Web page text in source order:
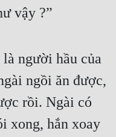
vậy ?”
người hầu của
ngồi ăn được,
rồi. Ngài có
xong, hắn xoay